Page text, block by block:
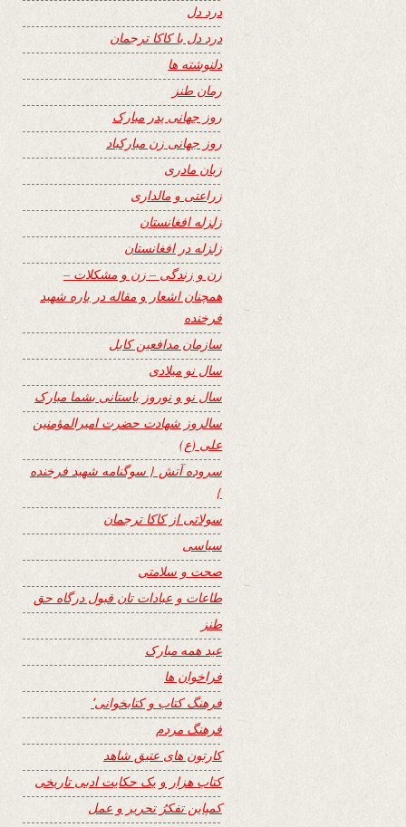
درد دل
درد دل با کاکا ترجمان
دلنوشته ها
رمان طنز
روز جهانی پدر مبارک
روز جهانی زن مبارکباد
زبان مادری
زراعتی و مالداری
زلزله افغانستان
زلزله در افغانستان
زن و زندگی – زن و مشکلات –
همچنان اشعار و مقاله در باره شهید
فرخنده
سازمان مدافعین کابل
سال نو میلادی
سال نو و نوروز باستانی بشما مبارک
سالروز شهادت حضرت امیرالمؤمنین
علی (ع)
سروده آتش { سوگنامه شهید فرخنده
}
سولاتی از کاکا ترجمان
سیاسی
صحت و سلامتی
طاعات و عبادات تان قبول درگاه حق
طنز
عید همه مبارک
فراخوان ها
فرهنگ کتاب و کتابخوانی٬
فرهنگ مردم
کارتون های عتیق شاهد
کتاب هزار و یک حکایت ادبی تاریخی
کمپاین تفکرُ تحریر و عمل